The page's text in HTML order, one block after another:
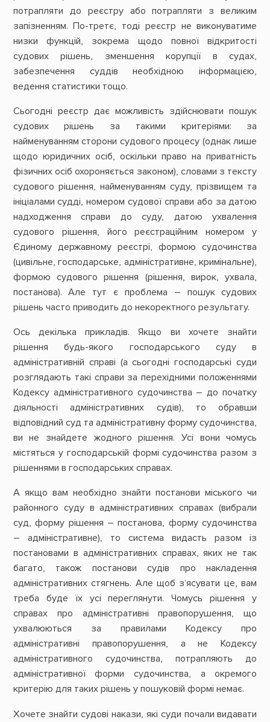
потрапляти до реєстру або потрапляти з великим
запізненням. По-третє, тоді реєстр не виконуватиме
низки функцій, зокрема щодо повної відкритості
судових рішень, зменшення корупції в судах,
забезпечення суддів необхідною інформацією,
ведення статистики тощо.
Сьогодні реєстр дає можливість здійснювати пошук
судових рішень за такими критеріями: за
найменуванням сторони судового процесу (однак лише
щодо юридичних осіб, оскільки право на приватність
фізичних осіб охороняється законом), словами з тексту
судового рішення, найменуванням суду, прізвищем та
ініціалами судді, номером судової справи або за датою
надходження справи до суду, датою ухвалення
судового рішення, його реєстраційним номером у
Єдиному державному реєстрі, формою судочинства
(цивільне, господарське, адміністративне, кримінальне),
формою судового рішення (рішення, вирок, ухвала,
постанова). Але тут є проблема – пошук судових
рішень часто приводить до некоректного результату.
Ось декілька прикладів. Якщо ви хочете знайти
рішення будь-якого господарського суду в
адміністративній справі (а сьогодні господарські суди
розглядають такі справи за перехідними положеннями
Кодексу адміністративного судочинства – до початку
діяльності адміністративних судів), то обравши
відповідний суд та адміністративну форму судочинства,
ви не знайдете жодного рішення. Усі вони чомусь
містяться у господарській формі судочинства разом з
рішеннями в господарських справах.
А якщо вам необхідно знайти постанови міського чи
районного суду в адміністративних справах (вибрали
суд, форму рішення – постанова, форму судочинства
– адміністративне), то система видасть разом із
постановами в адміністративних справах, яких не так
багато, також постанови судів про накладення
адміністративних стягнень. Але щоб з‘ясувати це, вам
треба буде їх усі переглянути. Чомусь рішення у
справах про адміністративні правопорушення, що
ухвалюються за правилами Кодексу про
адміністративні правопорушення, а не Кодексу
адміністративного судочинства, потрапляють до
адміністративної форми судочинства, а окремого
критерію для таких рішень у пошуковій формі немає.
Хочете знайти судові накази, які суди почали видавати